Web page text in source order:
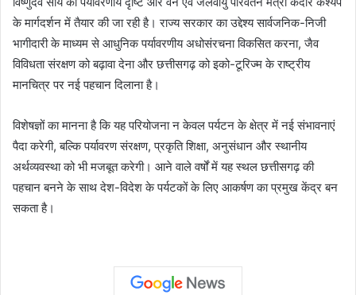
के मार्गदर्शन में तैयार की जा रही है। राज्य सरकार का उद्देश्य सार्वजनिक-निजी
भागीदारी के माध्यम से आधुनिक पर्यावरणीय अधोसंरचना विकसित करना, जैव
विविधता संरक्षण को बढ़ावा देना और छत्तीसगढ़ को इको-टूरिज्म के राष्ट्रीय
मानचित्र पर नई पहचान दिलाना है।
विशेषज्ञों का मानना है कि यह परियोजना न केवल पर्यटन के क्षेत्र में नई संभावनाएं
पैदा करेगी, बल्कि पर्यावरण संरक्षण, प्रकृति शिक्षा, अनुसंधान और स्थानीय
अर्थव्यवस्था को भी मजबूत करेगी। आने वाले वर्षों में यह स्थल छत्तीसगढ़ की
पहचान बनने के साथ देश-विदेश के पर्यटकों के लिए आकर्षण का प्रमुख केंद्र बन
सकता है।